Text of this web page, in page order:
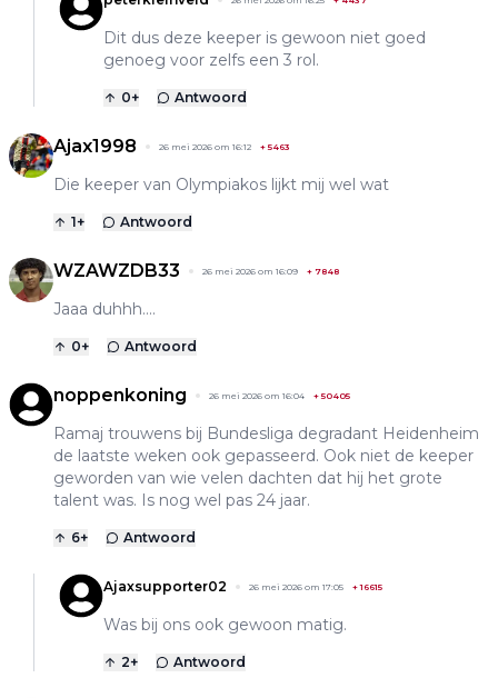
Dit dus deze keeper is gewoon niet goed
genoeg voor zelfs een 3 rol.
0+ Antwoord
Ajax1998 26 mei 2026 om 16:12 + 5463
Die keeper van Olympiakos lijkt mij wel wat
1+ Antwoord
WZAWZDB33 26 mei 2026 om 16:09 + 7848
Jaaa duhhh….
0+ Antwoord
noppenkoning 26 mei 2026 om 16:04 + 50405
Ramaj trouwens bij Bundesliga degradant Heidenheim
de laatste weken ook gepasseerd. Ook niet de keeper
geworden van wie velen dachten dat hij het grote
talent was. Is nog wel pas 24 jaar.
6+ Antwoord
Ajaxsupporter02 26 mei 2026 om 17:05 +16615
Was bij ons ook gewoon matig.
2+ Antwoord